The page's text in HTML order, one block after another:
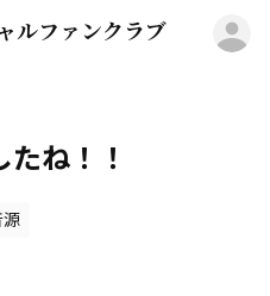
ルファンクラブ
ね！！
源